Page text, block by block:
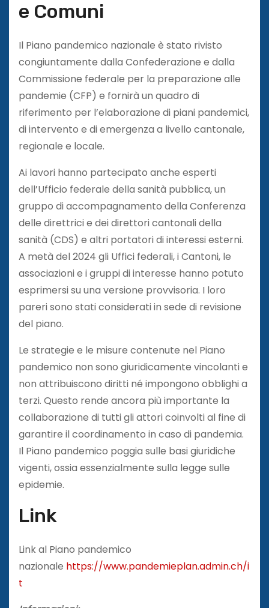
e Comuni
Il Piano pandemico nazionale è stato rivisto
congiuntamente dalla Confederazione e dalla
Commissione federale per la preparazione alle
pandemie (CFP) e fornirà un quadro di
riferimento per l’elaborazione di piani pandemici,
di intervento e di emergenza a livello cantonale,
regionale e locale.
Ai lavori hanno partecipato anche esperti
dell’Ufficio federale della sanità pubblica, un
gruppo di accompagnamento della Conferenza
delle direttrici e dei direttori cantonali della
sanità (CDS) e altri portatori di interessi esterni.
A metà del 2024 gli Uffici federali, i Cantoni, le
associazioni e i gruppi di interesse hanno potuto
esprimersi su una versione provvisoria. I loro
pareri sono stati considerati in sede di revisione
del piano.
Le strategie e le misure contenute nel Piano
pandemico non sono giuridicamente vincolanti e
non attribuiscono diritti né impongono obblighi a
terzi. Questo rende ancora più importante la
collaborazione di tutti gli attori coinvolti al fine di
garantire il coordinamento in caso di pandemia.
Il Piano pandemico poggia sulle basi giuridiche
vigenti, ossia essenzialmente sulla legge sulle
epidemie.
Link
Link al Piano pandemico
nazionale https://www.pandemieplan.admin.ch/i
t